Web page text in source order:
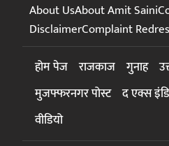
About UsAbout Amit Saini
DisclaimerComplaint
होम पेज राजकाज गुनाह
मुजफ्फरनगर पोस्ट द एक्स
वीडियो